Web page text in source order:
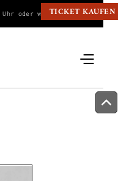
oder wie angegeben.
TICKET KAUFEN